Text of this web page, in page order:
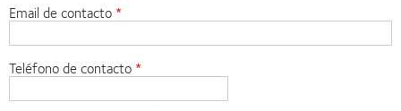
Email de contacto
Teléfono de contacto